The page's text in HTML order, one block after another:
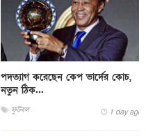
পদত্যাগ করেছেন কেপ ভার্দের কোচ,
নতুন ঠিক...
ফুটবল 1 day ago